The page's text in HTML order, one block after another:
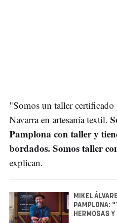
"Somos un taller
Navarra en artesanía textil.
Pamplona con taller y
bordados. Somos taller
explican.
MIKEL
PAMPLONA:
HERMOSAS